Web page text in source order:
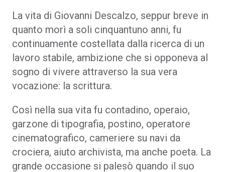
La vita di Giovanni Descalzo, seppur breve in
quanto morì a soli cinquantuno anni, fu
continuamente costellata dalla ricerca di un
lavoro stabile, ambizione che si opponeva al
sogno di vivere attraverso la sua vera
vocazione: la scrittura.
Così nella sua vita fu contadino, operaio,
garzone di tipografia, postino, operatore
cinematografico, cameriere su navi da
crociera, aiuto archivista, ma anche poeta. La
grande occasione si palesò quando il suo